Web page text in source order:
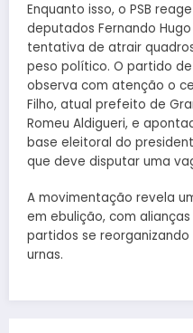
Enquanto isso, o PSB
deputados Fernando
tentativa de atrair
peso político. O partido
observa com atenção o
Filho, atual prefeito de
Romeu Aldigueri, e
base eleitoral do
que deve disputar uma
A movimentação revela
em ebulição, com
partidos se
urnas.